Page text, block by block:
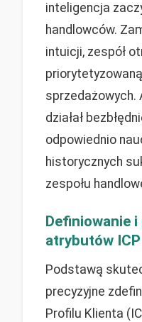
inteligencja
handlowców.
intuicji, zespół
sprzedażowych.
działał
odpowiednio
historycznych
zespołu
Definiowanie
atrybutów ICP
Podstawą
precyzyjne
Profilu Klienta